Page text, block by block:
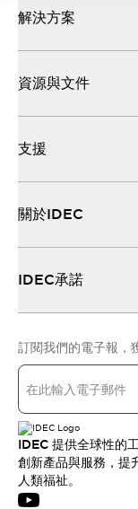
解決方案
資源與文件
支援
關於IDEC
IDEC承諾
訂閱我們的電子報，
IDEC 提供全球性的
創新產品與服務，提
人類福祉。